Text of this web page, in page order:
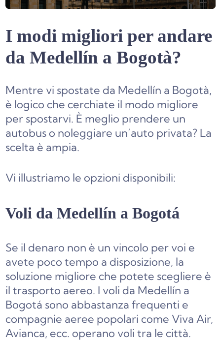
I modi migliori per andare
da Medellín a Bogotà?
Mentre vi spostate da Medellín a Bogotà,
è logico che cerchiate il modo migliore
per spostarvi. È meglio prendere un
autobus o noleggiare un’auto privata? La
scelta è ampia.
Vi illustriamo le opzioni disponibili:
Voli da Medellín a Bogotá
Se il denaro non è un vincolo per voi e
avete poco tempo a disposizione, la
soluzione migliore che potete scegliere è
il trasporto aereo. I voli da Medellín a
Bogotá sono abbastanza frequenti e
compagnie aeree popolari come Viva Air,
Avianca, ecc. operano voli tra le città.